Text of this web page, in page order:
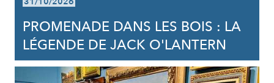
PROMENADE DANS LES BOIS : LA
LÉGENDE DE JACK O'LANTERN